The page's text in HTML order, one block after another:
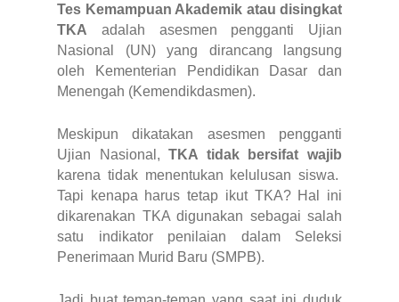
Tes Kemampuan Akademik atau disingkat
TKA adalah asesmen pengganti Ujian
Nasional (UN) yang dirancang langsung
oleh Kementerian Pendidikan Dasar dan
Menengah (Kemendikdasmen).
Meskipun dikatakan asesmen pengganti
Ujian Nasional,TKA tidak bersifat wajib
karena tidak menentukan kelulusan siswa.
Tapi kenapa harus tetap ikut TKA? Hal ini
dikarenakan TKA digunakan sebagai salah
satu indikator penilaian dalam Seleksi
Penerimaan Murid Baru (SMPB).